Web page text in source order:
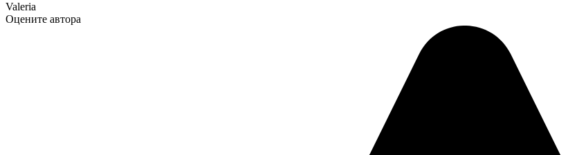
Valeria
Оцените автора